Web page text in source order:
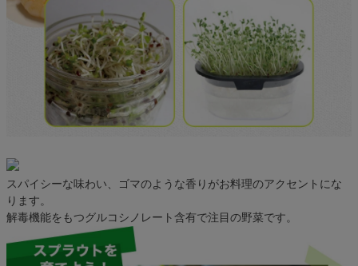
スパイシーな味わい、ゴマのような香りがお料理のアクセントにな
ります。
解毒機能をもつグルコシノレート含有で注目の野菜です。